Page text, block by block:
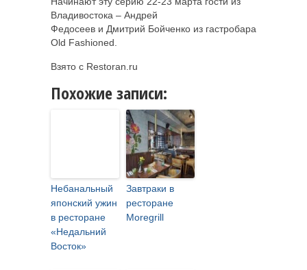
Владивостока – Андрей
Федосеев и Дмитрий Бойченко из гастробара
Old Fashioned.
Взято с Restoran.ru
Похожие записи:
Небанальный
японский ужин
в ресторане
«Недальний
Восток»
Завтраки в
ресторане
Moregrill